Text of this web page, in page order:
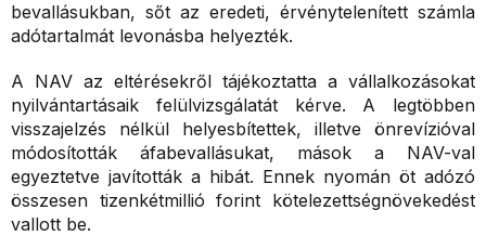
bevallásukban, sőt az eredeti, érvénytelenített számla
adótartalmát levonásba helyezték.
A NAV az eltérésekről tájékoztatta a vállalkozásokat
nyilvántartásaik felülvizsgálatát kérve. A legtöbben
visszajelzés nélkül helyesbítettek, illetve önrevízióval
módosították áfabevallásukat, mások a NAV-val
egyeztetve javították a hibát. Ennek nyomán öt adózó
összesen tizenkétmillió forint kötelezettségnövekedést
vallott be.